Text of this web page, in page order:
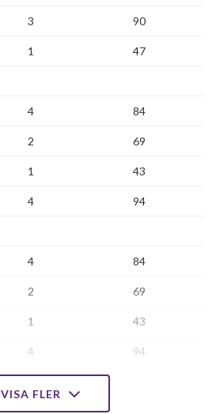
3 90
1 47
4 84
2 69
1 43
4 94
4 84
2 69
1 43
4 94
4
VISA FLER